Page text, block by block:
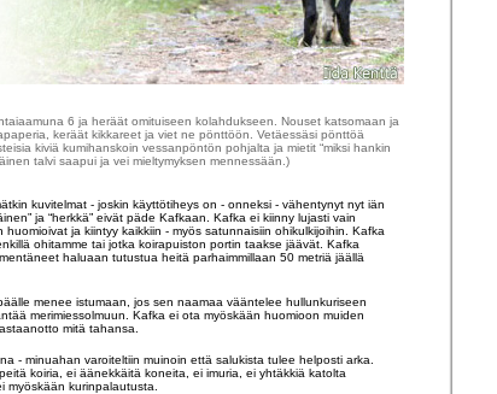
6 ja heräät omituiseen kolahdukseen. Nouset katsomaan ja
keräät kikkareet ja viet ne pönttöön. Vetäessäsi pönttöä
kiviä kumihanskoin vessanpöntön pohjalta ja mietit “miksi hankin
talvi saapui ja vei mieltymyksen mennessään.)
kuvitelmat - joskin käyttötiheys on - onneksi - vähentynyt nyt iän
ja “herkkä” eivät päde Kafkaan. Kafka ei kiinny lujasti vain
ja kiintyy kaikkiin - myös satunnaisiin ohikulkijoihin. Kafka
ohitamme tai jotka koirapuiston portin taakse jäävät. Kafka
haluaan tutustua heitä parhaimmillaan 50 metriä jäällä
menee istumaan, jos sen naamaa vääntelee hullunkuriseen
merimiessolmuun. Kafka ei ota myöskään huomioon muiden
mitä tahansa.
- minuahan varoiteltiin muinoin että salukista tulee helposti arka.
koiria, ei äänekkäitä koneita, ei imuria, ei yhtäkkiä katolta
kurinpalautusta.